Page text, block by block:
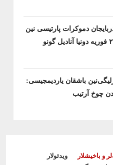
دموکرات پارتیسی نین
۲۱ فوریه دونیا آنادیل گونو
باشقان یاردیمجیسی:
و باخیشلار
ویدئولار